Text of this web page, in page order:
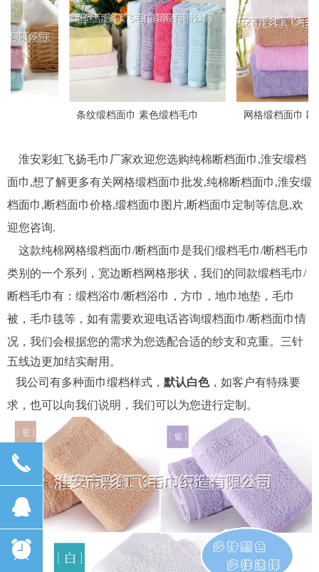
淮安彩虹飞扬毛巾厂家欢迎您选购纯棉断档面巾,淮安缎档
面巾,想了解更多有关网格缎档面巾批发,纯棉断档面巾,淮安缎
档面巾,断档面巾价格,缎档面巾图片,断档面巾定制等信息,欢
迎您咨询.
这款纯棉网格缎档面巾/断档面巾是我们缎档毛巾/断档毛巾
类别的一个系列，宽边断档网格形状，我们的同款缎档毛巾/
断档毛巾有：缎档浴巾/断档浴巾，方巾，地巾地垫，毛巾
被，毛巾毯等，如有需要欢迎电话咨询缎档面巾/断档面巾情
况，我们会根据您的需求为您选配合适的纱支和克重。 三针
五线边更加结实耐用。
我公司有多种面巾缎档样式， 默认白色，如客户有特殊要
求，也可以向我们说明，我们可以为您进行定制。
条纹缎档面巾 素色缎档毛巾 网格缎档面巾 断档面巾
끅
뀩
뀥